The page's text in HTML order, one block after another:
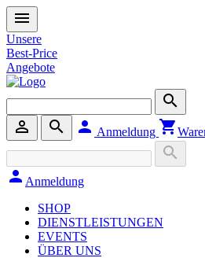
menu
Unsere
Best-Price
Angebote
search
person_outline
search person Anmeldung shopping_cart
search
person Anmeldung
SHOP
DIENSTLEISTUNGEN
EVENTS
ÜBER UNS